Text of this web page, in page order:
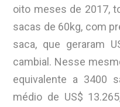
oito meses de 2017,
sacas de 60kg, com
saca, que geraram
cambial. Nesse
equivalente a 3400
médio de US$